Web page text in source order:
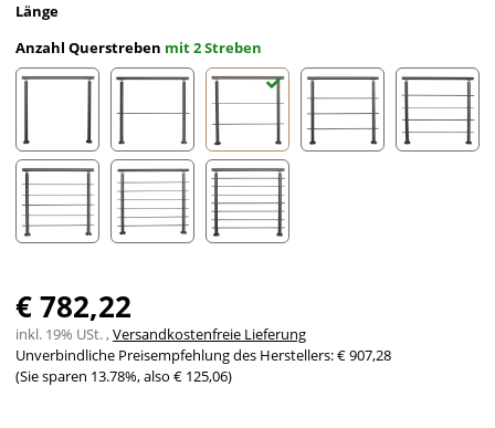
Länge
Anzahl Querstreben mit 2 Streben
ohne Streben mit 1 Strebe mit 2 Streben
€ 782,22
inkl. 19% USt. ,Versandkostenfreie Lieferung
Unverbindliche Preisempfehlung des Herstellers:€ 907,28
(Sie sparen 13.78%, also € 125,06)